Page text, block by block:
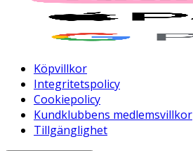
Köpvillkor
Integritetspolicy
Cookiepolicy
Kundklubbens medlemsvillkor
Tillgänglighet